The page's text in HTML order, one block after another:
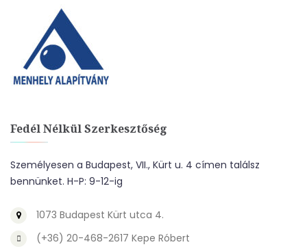
Fedél Nélkül Szerkesztőség
Személyesen a Budapest, VII., Kürt u. 4 címen találsz
bennünket. H-P: 9-12-ig
1073 Budapest Kürt utca 4.
(+36) 20-468-2617 Kepe Róbert